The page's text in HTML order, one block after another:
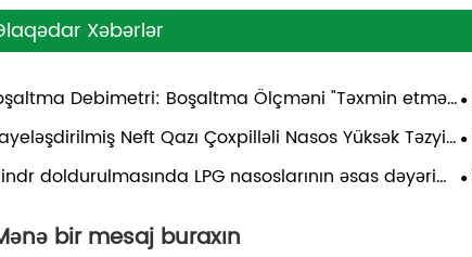
Xəbərlər
Debimetri: Boşaltma Ölçməni "Təxmin etmə
kənara çıxarmaq
Neft Qazı Çoxpilləli Nasos Yüksək Təzyiq
Tələblərinə Necə cavab verir?
doldurulmasında LPG nasoslarının əsas dəyəri
bir mesaj buraxın